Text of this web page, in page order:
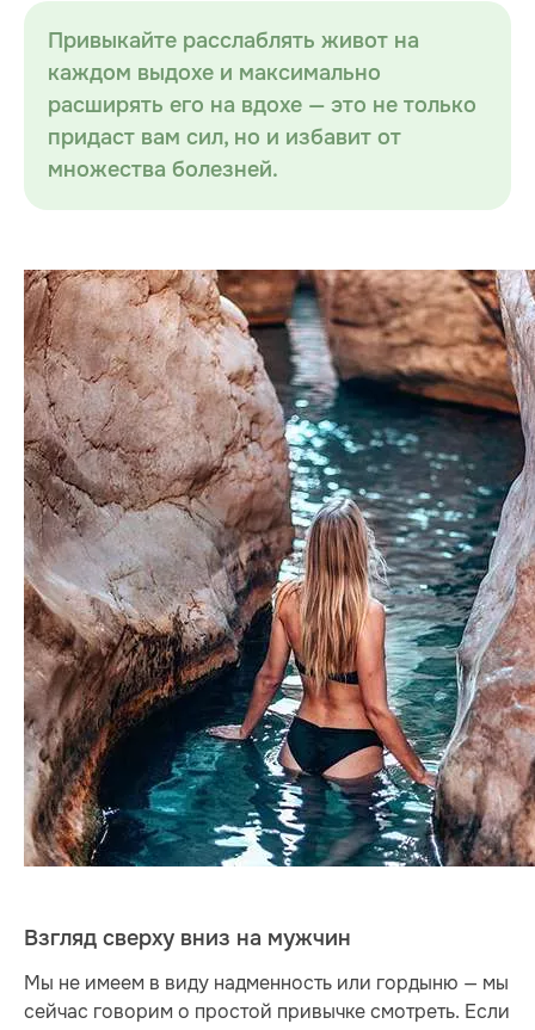
Привыкайте расслаблять живот на
каждом выдохе и максимально
расширять его на вдохе — это не только
придаст вам сил, но и избавит от
множества болезней.
Взгляд сверху вниз на мужчин
Мы не имеем в виду надменность или гордыню — мы
сейчас говорим о простой привычке смотреть. Если